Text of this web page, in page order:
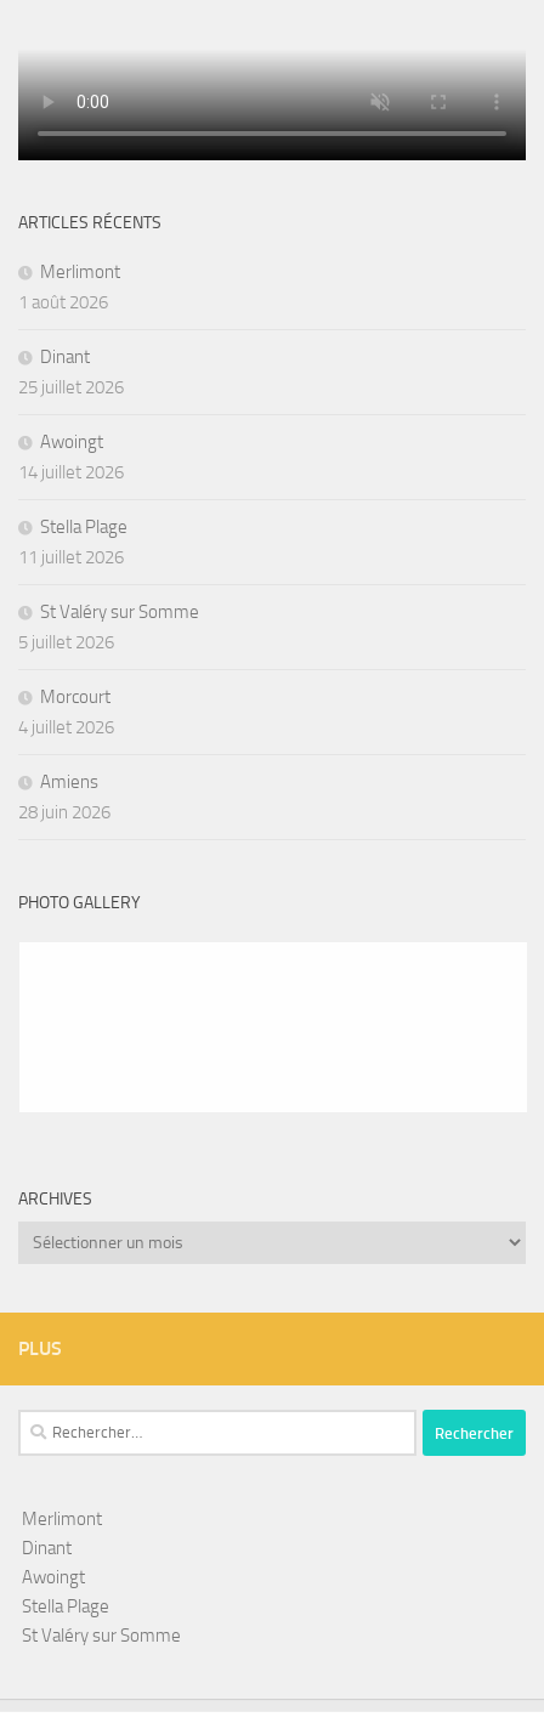
ARTICLES RÉCENTS
Merlimont
1 août 2026
Dinant
25 juillet 2026
Awoingt
14 juillet 2026
Stella Plage
11 juillet 2026
St Valéry sur Somme
5 juillet 2026
Morcourt
4 juillet 2026
Amiens
28 juin 2026
PHOTO GALLERY
ARCHIVES
Archives
PLUS
Rechercher :
Merlimont
Dinant
Awoingt
Stella Plage
St Valéry sur Somme